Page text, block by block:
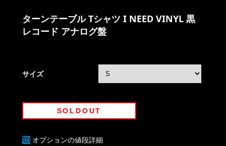
ターンテーブル Tシャツ I NEED VINYL 黒
レコード アナログ盤
サイズ
SOLDOUT
オプションの値段詳細